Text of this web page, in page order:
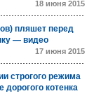
18 июня 2015
пляшет перед
— видео
17 июня 2015
строгого режима
котенка